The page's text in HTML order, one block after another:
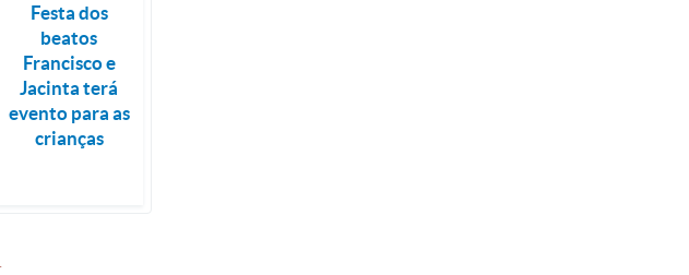
Festa dos
beatos
Francisco e
Jacinta terá
evento para as
crianças